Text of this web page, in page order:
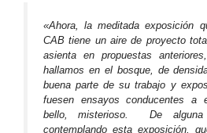
«Ahora, la meditada exposición
CAB tiene un aire de proyecto
asienta en propuestas
hallamos en el bosque, de
buena parte de su trabajo y
fuesen ensayos conducentes a
bello, misterioso. De alguna
contemplando esta exposición,